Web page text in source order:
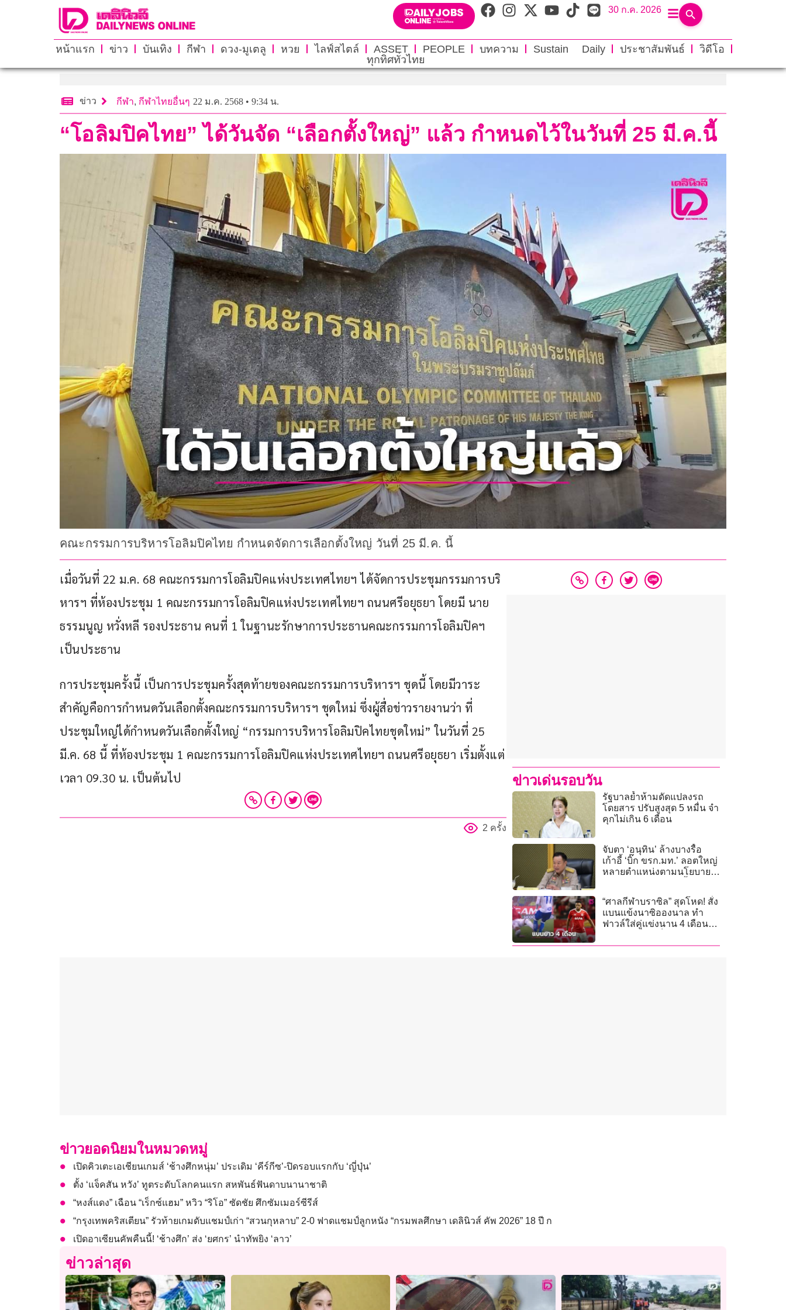
30 ก.ค. 2026
หน้าแรก ข่าว บันเทิง กีฬา ดวง-มูเตลู หวย ไลฟ์สไตล์ ASSET PEOPLE บทความ Sustain Daily ประชาสัมพันธ์
วิดีโอ
ทุกทิศทั่วไทย
ข่าว กีฬา, กีฬาไทยอื่นๆ 22 ม.ค. 2568 • 9:34 น.
“โอลิมปิคไทย” ได้วันจัด “เลือกตั้งใหญ่” แล้ว กำหนดไว้ในวันที่ 25 มี.ค.นี้
คณะกรรมการบริหารโอลิมปิคไทย กำหนดจัดการเลือกตั้งใหญ่ วันที่ 25 มี.ค. นี้
เมื่อวันที่ 22 ม.ค. 68 คณะกรรมการโอลิมปิคแห่งประเทศไทยฯ ได้จัดการประชุมกรรมการบริ
หารฯ ที่ห้องประชุม 1 คณะกรรมการโอลิมปิคแห่งประเทศไทยฯ ถนนศรีอยุธยา โดยมี นาย
ธรรมนูญ หวั่งหลี รองประธาน คนที่ 1 ในฐานะรักษาการประธานคณะกรรมการโอลิมปิคฯ
เป็นประธาน
การประชุมครั้งนี้ เป็นการประชุมครั้งสุดท้ายของคณะกรรมการบริหารฯ ชุดนี้ โดยมีวาระ
สำคัญคือการกำหนดวันเลือกตั้งคณะกรรมการบริหารฯ ชุดใหม่ ซึ่งผู้สื่อข่าวรายงานว่า ที่
ประชุมใหญ่ได้กำหนดวันเลือกตั้งใหญ่ “กรรมการบริหารโอลิมปิคไทยชุดใหม่” ในวันที่ 25
มี.ค. 68 นี้ ที่ห้องประชุม 1 คณะกรรมการโอลิมปิคแห่งประเทศไทยฯ ถนนศรีอยุธยา เริ่มตั้งแต่
เวลา 09.30 น. เป็นต้นไป
2 ครั้ง
ข่าวเด่นรอบวัน
รัฐบาลย้ำห้ามดัดแปลงรถ
โดยสาร ปรับสูงสุด 5 หมื่น จำ
คุกไม่เกิน 6 เดือน
จับตา ‘อนุทิน’ ล้างบางรื้อ
เก้าอี้ ‘บิ๊ก ขรก.มท.’ ลอตใหญ่
หลายตำแหน่งตามนโยบายรี
“ศาลกีฬาบราซิล” สุดโหด! สั่ง
แบนแข้งนาซิอองนาล ทำ
ฟาวล์ใส่คู่แข่งนาน 4 เดือน
ได้
ข่าวยอดนิยมในหมวดหมู่
เปิดคิวเตะเอเชียนเกมส์ ‘ช้างศึกหนุ่ม’ ประเดิม ‘คีร์กีซ’-ปิดรอบแรกกับ ‘ญี่ปุ่น’
ตั้ง ‘แจ็คสัน หวัง’ ทูตระดับโลกคนแรก สหพันธ์ฟันดาบนานาชาติ
“หงส์แดง” เฉือน “เร็กซ์แฮม” หวิว “ริโอ” ซัดชัย ศึกซัมเมอร์ซีรีส์
“กรุงเทพคริสเตียน” รัวท้ายเกมดับแชมป์เก่า “สวนกุหลาบ” 2-0 ฟาดแชมป์ลูกหนัง “กรมพลศึกษา เดลินิวส์ คัพ 2026” 18 ปี ก
เปิดอาเซียนคัพคืนนี้! ‘ช้างศึก’ ส่ง ‘ยศกร’ นำทัพยิง ‘ลาว’
ข่าวล่าสุด